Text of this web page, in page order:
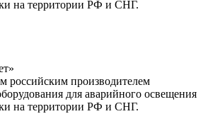
на территории РФ и СНГ.
российским производителем
для аварийного освещения
на территории РФ и СНГ.